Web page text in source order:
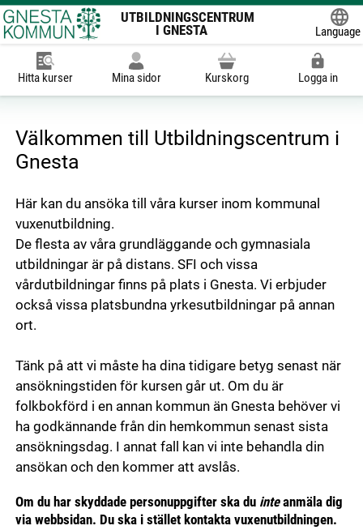
UTBILDNINGSCENTRUM
I GNESTA
Language
Hitta kurser Mina sidor Kurskorg Logga in
Välkommen till Utbildningscentrum i
Gnesta
Här kan du ansöka till våra kurser inom kommunal
vuxenutbildning.
De flesta av våra grundläggande och gymnasiala
utbildningar är på distans. SFI och vissa
vårdutbildningar finns på plats i Gnesta. Vi erbjuder
också vissa platsbundna yrkesutbildningar på annan
ort.
Tänk på att vi måste ha dina tidigare betyg senast när
ansökningstiden för kursen går ut. Om du är
folkbokförd i en annan kommun än Gnesta behöver vi
ha godkännande från din hemkommun senast sista
ansökningsdag. I annat fall kan vi inte behandla din
ansökan och den kommer att avslås.
Om du har skyddade personuppgifter ska du inteanmäla dig
via webbsidan. Du ska i stället kontakta vuxenutbildningen.